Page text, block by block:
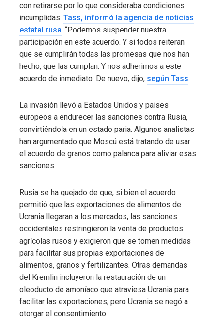
con retirarse por lo que consideraba condiciones
incumplidas. Tass, informó la agencia de noticias
estatal rusa. “Podemos suspender nuestra
participación en este acuerdo. Y si todos reiteran
que se cumplirán todas las promesas que nos han
hecho, que las cumplan. Y nos adherimos a este
acuerdo de inmediato. De nuevo, dijo, según Tass.
La invasión llevó a Estados Unidos y países
europeos a endurecer las sanciones contra Rusia,
convirtiéndola en un estado paria. Algunos analistas
han argumentado que Moscú está tratando de usar
el acuerdo de granos como palanca para aliviar esas
sanciones.
Rusia se ha quejado de que, si bien el acuerdo
permitió que las exportaciones de alimentos de
Ucrania llegaran a los mercados, las sanciones
occidentales restringieron la venta de productos
agrícolas rusos y exigieron que se tomen medidas
para facilitar sus propias exportaciones de
alimentos, granos y fertilizantes. Otras demandas
del Kremlin incluyeron la restauración de un
oleoducto de amoníaco que atraviesa Ucrania para
facilitar las exportaciones, pero Ucrania se negó a
otorgar el consentimiento.